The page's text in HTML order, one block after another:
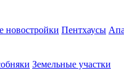
новостройки Пентхаусы
Земельные участки